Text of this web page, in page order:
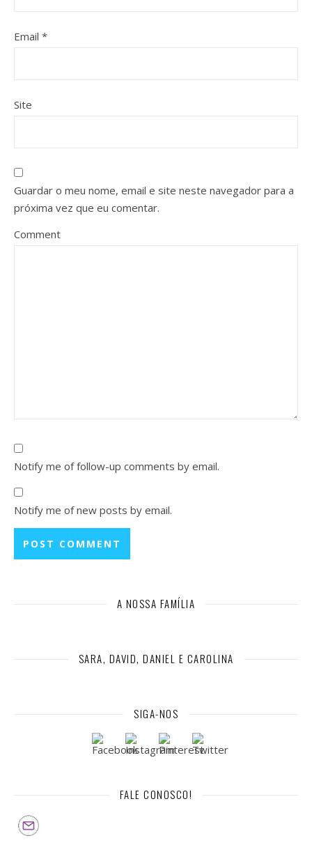
Email *
Site
Guardar o meu nome, email e site neste navegador para a
próxima vez que eu comentar.
Comment
Notify me of follow-up comments by email.
Notify me of new posts by email.
A NOSSA FAMÍLIA
SARA, DAVID, DANIEL E CAROLINA
SIGA-NOS
FALE CONOSCO!